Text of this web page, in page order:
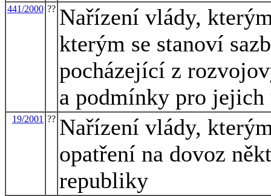
441/2000 ?? Nařízení vlády,
kterým se stanoví
pocházející z
a podmínky pro
19/2001 ?? Nařízení vlády,
opatření na dovoz
republiky